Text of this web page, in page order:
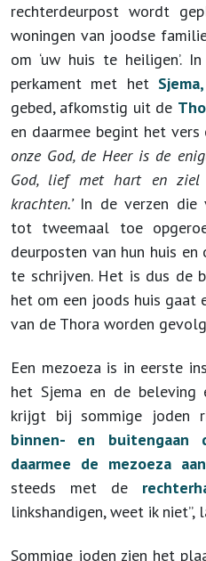
rechterdeurpost wordt
woningen van joodse
om ‘uw huis te heiligen’.
perkament met het Sjema,
gebed, afkomstig uit de
en daarmee begint het vers
onze God, de Heer is de
God, lief met hart en
krachten.’In de verzen die
tot tweemaal toe
deurposten van hun huis
te schrijven. Het is dus de
het om een joods huis gaat
van de Thora worden
Een mezoeza is in eerste
het Sjema en de beleving
krijgt bij sommige joden
binnen- en
daarmee de mezoeza
steeds met de
linkshandigen, weet ik niet”,
Sommige joden zien het